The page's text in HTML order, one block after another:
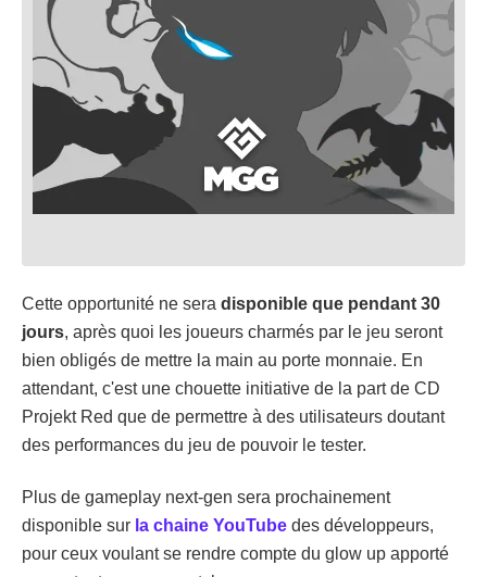
Cette opportunité ne sera disponible que pendant 30
jours, après quoi les joueurs charmés par le jeu seront
bien obligés de mettre la main au porte monnaie. En
attendant, c'est une chouette initiative de la part de CD
Projekt Red que de permettre à des utilisateurs doutant
des performances du jeu de pouvoir le tester.
Plus de gameplay next-gen sera prochainement
disponible sur la chaine YouTube des développeurs,
pour ceux voulant se rendre compte du glow up apporté